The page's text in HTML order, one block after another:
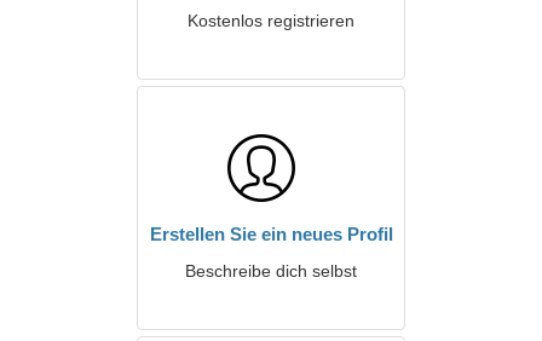
Kostenlos registrieren
Erstellen Sie ein neues Profil
Beschreibe dich selbst